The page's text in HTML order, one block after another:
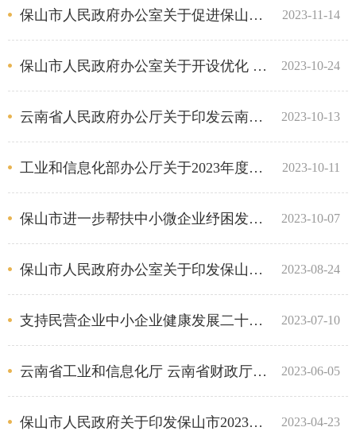
保山市人民政府办公室关于促进保山市房地产市场平稳健康发展的实施意见 2023-11-14
保山市人民政府办公室关于开设优化 营商环境专席和优化营商环境监督专线的通知 2023-10-24
云南省人民政府办公厅关于印发云南省专精特新企业培育三年行动计划（2023—2025年）的通知 2023-10-13
工业和信息化部办公厅关于2023年度享受增值税加计抵减政策的先进制造业企业名单制定工作有关事项的通知 2023-10-11
保山市进一步帮扶中小微企业纾困发展工作方案 2023-10-07
保山市人民政府办公室关于印发保山市营商环境全面提质年行动方案的通知 2023-08-24
支持民营企业中小企业健康发展二十一条措施 2023-07-10
云南省工业和信息化厅 云南省财政厅关于开展2023年度优质中小企业银行贷款贴息工作的通知 2023-06-05
保山市人民政府关于印发保山市2023年推动经济稳进提质政策措施的通知 2023-04-23